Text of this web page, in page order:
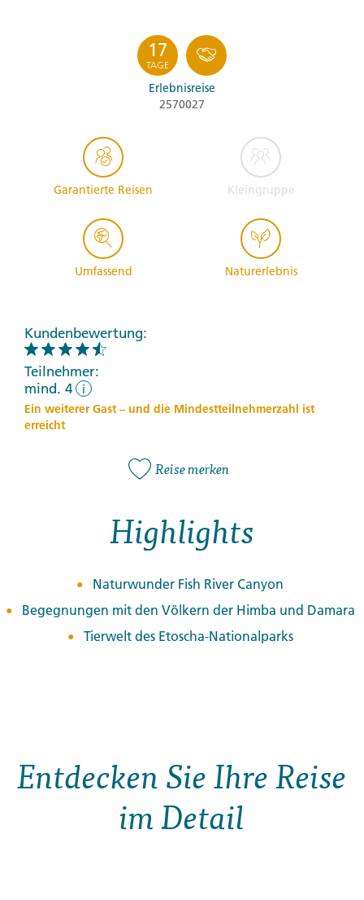
17
TAGE
Erlebnisreise
2570027
Garantierte Reisen Kleingruppe
Umfassend Naturerlebnis
Kundenbewertung:
Teilnehmer:
mind. 4
i
Ein weiterer Gast – und die Mindestteilnehmerzahl ist
erreicht
Reise merken
Highlights
Naturwunder Fish River Canyon
Begegnungen mit den Völkern der Himba und Damara
Tierwelt des Etoscha-Nationalparks
Entdecken Sie Ihre Reise
im Detail